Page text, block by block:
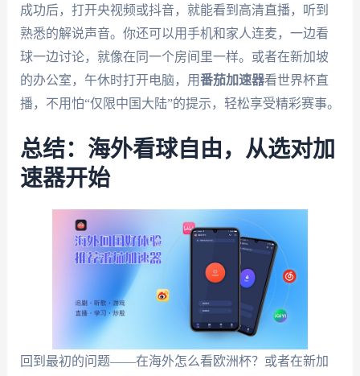
成功后，打开央视频或抖音，就能看到高清直播，听到
熟悉的解说声音。你还可以用手机和家人连麦，一边看
球一边讨论，就像在同一个房间里一样。或者在新加坡
的办公室，午休时打开电脑，用番茄加速器看世界杯直
播，不用怕“仅限中国大陆”的提示，轻松享受精彩赛事。
总结：海外看球自由，从选对加
速器开始
回到最初的问题——在海外怎么看欧洲杯？或者在新加